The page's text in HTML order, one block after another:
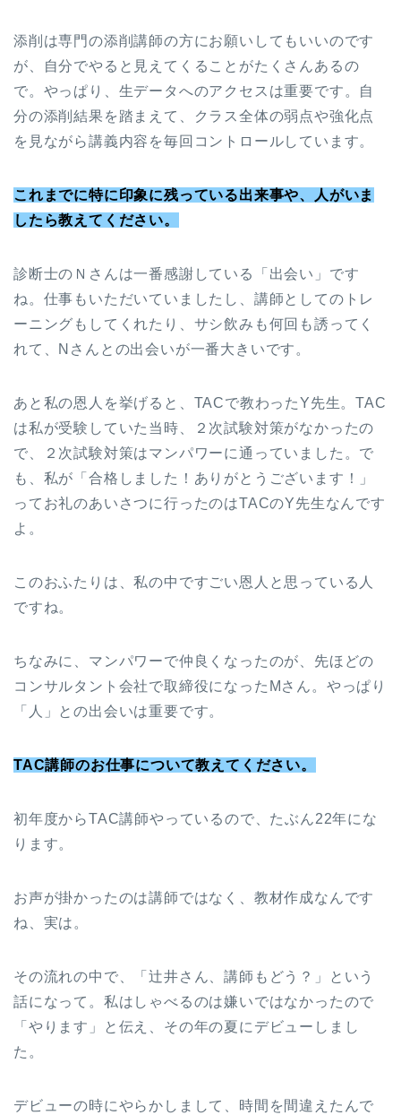
添削は専門の添削講師の方にお願いしてもいいのです
が、自分でやると見えてくることがたくさんあるの
で。やっぱり、生データへのアクセスは重要です。自
分の添削結果を踏まえて、クラス全体の弱点や強化点
を見ながら講義内容を毎回コントロールしています。
これまでに特に印象に残っている出来事や、人がいま
したら教えてください。
診断士のＮさんは一番感謝している「出会い」です
ね。仕事もいただいていましたし、講師としてのトレ
ーニングもしてくれたり、サシ飲みも何回も誘ってく
れて、Nさんとの出会いが一番大きいです。
あと私の恩人を挙げると、TACで教わったY先生。TAC
は私が受験していた当時、２次試験対策がなかったの
で、２次試験対策はマンパワーに通っていました。で
も、私が「合格しました！ありがとうございます！」
ってお礼のあいさつに行ったのはTACのY先生なんです
よ。
このおふたりは、私の中ですごい恩人と思っている人
ですね。
ちなみに、マンパワーで仲良くなったのが、先ほどの
コンサルタント会社で取締役になったMさん。やっぱり
「人」との出会いは重要です。
TAC講師のお仕事について教えてください。
初年度からTAC講師やっているので、たぶん22年にな
ります。
お声が掛かったのは講師ではなく、教材作成なんです
ね、実は。
その流れの中で、「辻井さん、講師もどう？」という
話になって。私はしゃべるのは嫌いではなかったので
「やります」と伝え、その年の夏にデビューしまし
た。
デビューの時にやらかしまして、時間を間違えたんで